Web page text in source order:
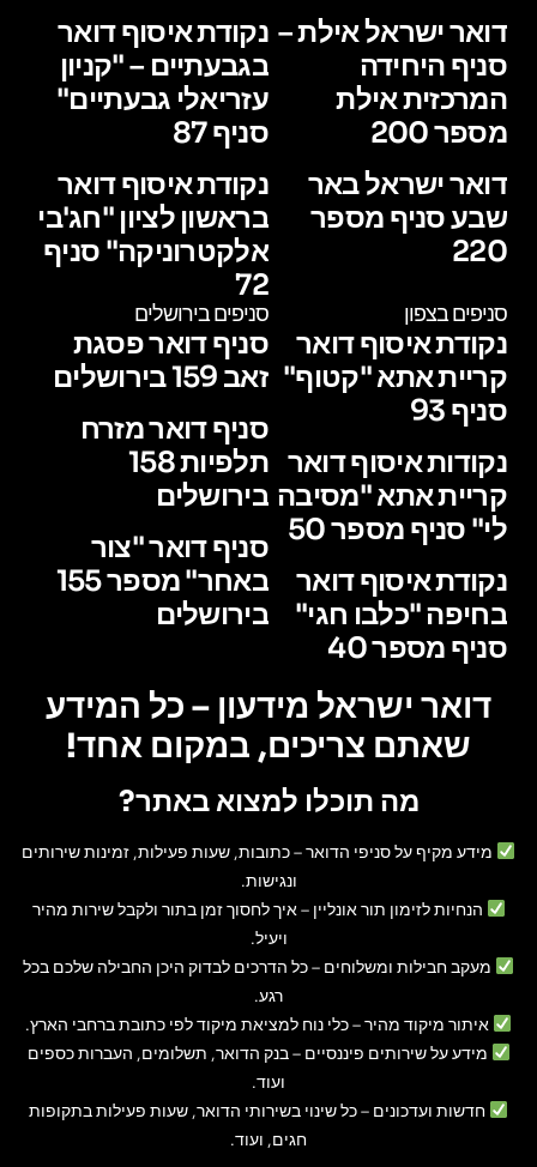
דואר ישראל אילת –
סניף היחידה
המרכזית אילת
מספר 200
דואר ישראל באר
שבע סניף מספר
220
נקודת איסוף דואר
בגבעתיים – "קניון
עזריאלי גבעתיים"
סניף 87
נקודת איסוף דואר
בראשון לציון "חג'בי
אלקטרוניקה" סניף
72
סניפים בצפון
נקודת איסוף דואר
קריית אתא "קטוף"
סניף 93
נקודות איסוף דואר
קריית אתא "מסיבה
לי" סניף מספר 50
נקודת איסוף דואר
בחיפה "כלבו חגי"
סניף מספר 40
סניפים בירושלים
סניף דואר פסגת
זאב 159 בירושלים
סניף דואר מזרח
תלפיות 158
בירושלים
סניף דואר "צור
באחר" מספר 155
בירושלים
דואר ישראל מידעון – כל המידע
שאתם צריכים, במקום אחד!
מה תוכלו למצוא באתר?
מידע מקיף על סניפי הדואר– כתובות, שעות פעילות, זמינות שירותים
ונגישות.
הנחיות לזימון תור אונליין – איך לחסוך זמן בתור ולקבל שירות מהיר
ויעיל.
מעקב חבילות ומשלוחים – כל הדרכים לבדוק היכן החבילה שלכם בכל
רגע.
איתור מיקוד מהיר– כלי נוח למציאת מיקוד לפי כתובת ברחבי הארץ.
מידע על שירותים פיננסיים – בנק הדואר, תשלומים, העברות כספים
ועוד.
חדשות ועדכונים – כל שינוי בשירותי הדואר, שעות פעילות בתקופות
חגים, ועוד.